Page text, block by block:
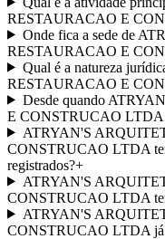
RESTAURACAO E
Onde fica a sede de
RESTAURACAO E
Qual é a natureza
RESTAURACAO E
Desde quando
E CONSTRUCAO LTDA
ATRYAN'S
CONSTRUCAO LTDA
registrados?+
ATRYAN'S
CONSTRUCAO LTDA
ATRYAN'S
CONSTRUCAO LTDA já